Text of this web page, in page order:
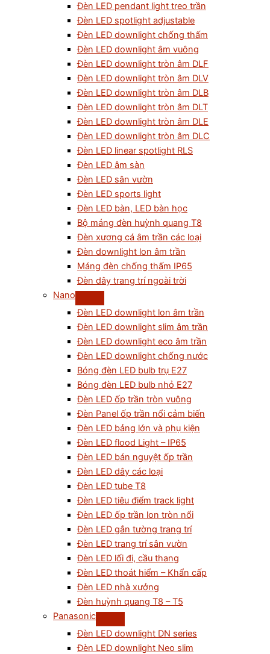
Đèn LED pendant light treo trần
Đèn LED spotlight adjustable
Đèn LED downlight chống thấm
Đèn LED downlight âm vuông
Đèn LED downlight tròn âm DLF
Đèn LED downlight tròn âm DLV
Đèn LED downlight tròn âm DLB
Đèn LED downlight tròn âm DLT
Đèn LED downlight tròn âm DLE
Đèn LED downlight tròn âm DLC
Đèn LED linear spotlight RLS
Đèn LED âm sàn
Đèn LED sân vườn
Đèn LED sports light
Đèn LED bàn, LED bàn học
Bộ máng đèn huỳnh quang T8
Đèn xương cá âm trần các loại
Đèn downlight lon âm trần
Máng đèn chống thấm IP65
Đèn dây trang trí ngoài trời
Nano
Đèn LED downlight lon âm trần
Đèn LED downlight slim âm trần
Đèn LED downlight eco âm trần
Đèn LED downlight chống nước
Bóng đèn LED bulb trụ E27
Bóng đèn LED bulb nhỏ E27
Đèn LED ốp trần tròn vuông
Đèn Panel ốp trần nổi cảm biến
Đèn LED bảng lớn và phụ kiện
Đèn LED flood Light – IP65
Đèn LED bán nguyệt ốp trần
Đèn LED dây các loại
Đèn LED tube T8
Đèn LED tiêu điểm track light
Đèn LED ốp trần lon tròn nổi
Đèn LED gắn tường trang trí
Đèn LED trang trí sân vườn
Đèn LED lối đi, cầu thang
Đèn LED thoát hiểm – Khẩn cấp
Đèn LED nhà xưởng
Đèn huỳnh quang T8 – T5
Panasonic
Đèn LED downlight DN series
Đèn LED downlight Neo slim